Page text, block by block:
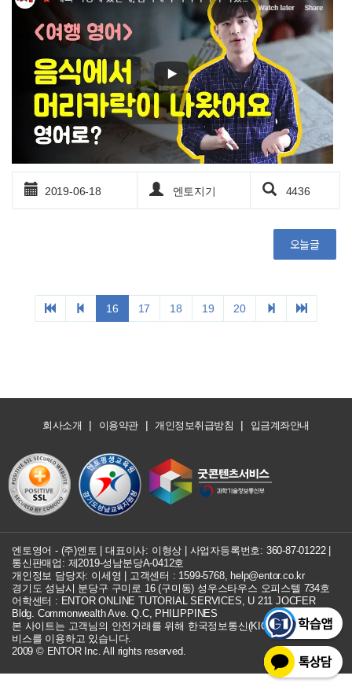
회사소개 | 이용약관 | 개인정보취급방침 | 입금계좌안내
엔토영어 - (주)엔토 | 대표이사: 이형상 | 사업자등록번호: 360-87-01222|
통신판매업: 제2019-성남분당A-0412호
개인정보 담당자: 이세영 | 고객센터 : 1599-5768, help@entor.co.kr
경기도 성남시 분당구 구미로 16 (구미동) 성우스타우스 오피스텔 734호
어학센터 : ENTOR ONLINE TUTORIAL SERVICES, U 211 JOCFER
Bldg. Commonwealth Ave. Q.C, PHILIPPINES
본 사이트는 고객님의 안전거래를 위해 한국정보통신(KICC) 구매안전 서
비스를 이용하고 있습니다.
2009 © ENTOR Inc. All rights reserved.